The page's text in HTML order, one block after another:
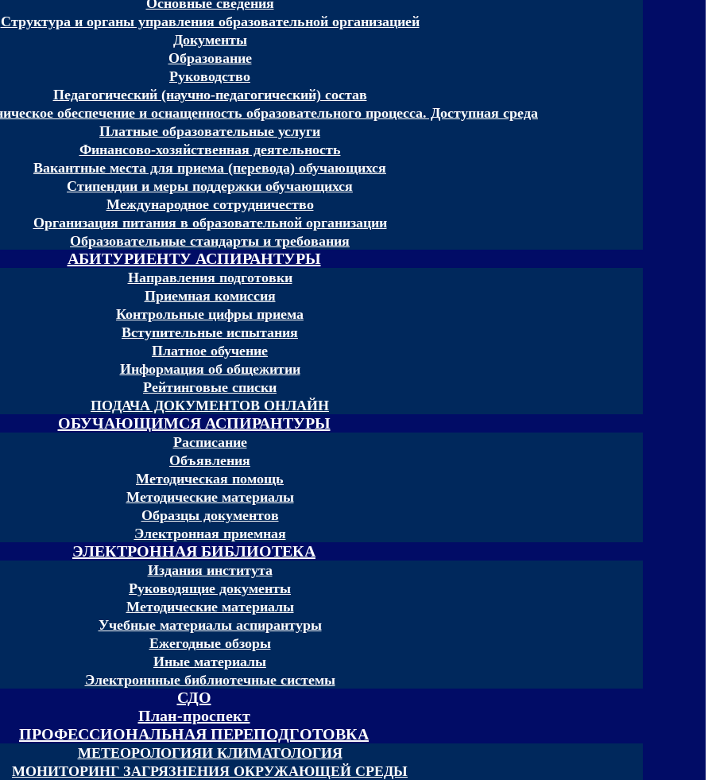
Структура и органы управления образовательной организацией
Документы
Образование
Руководство
Педагогический (научно-педагогический) состав
обеспечение и оснащенность образовательного процесса. Доступная среда
Платные образовательные услуги
Финансово-хозяйственная деятельность
Вакантные места для приема (перевода) обучающихся
Стипендии и меры поддержки обучающихся
Международное сотрудничество
Организация питания в образовательной организации
Образовательные стандарты и требования
АБИТУРИЕНТУ АСПИРАНТУРЫ
Направления подготовки
Приемная комиссия
Контрольные цифры приема
Вступительные испытания
Платное обучение
Информация об общежитии
Рейтинговые списки
ПОДАЧА ДОКУМЕНТОВ ОНЛАЙН
ОБУЧАЮЩИМСЯ АСПИРАНТУРЫ
Расписание
Объявления
Методическая помощь
Методические материалы
Образцы документов
Электронная приемная
ЭЛЕКТРОННАЯ БИБЛИОТЕКА
Издания института
Руководящие документы
Методические материалы
Учебные материалы аспирантуры
Ежегодные обзоры
Иные материалы
Электроннные библиотечные системы
СДО
План-проспект
ПРОФЕССИОНАЛЬНАЯ ПЕРЕПОДГОТОВКА
МЕТЕОРОЛОГИЯИ КЛИМАТОЛОГИЯ
МОНИТОРИНГ ЗАГРЯЗНЕНИЯ ОКРУЖАЮЩЕЙ СРЕДЫ